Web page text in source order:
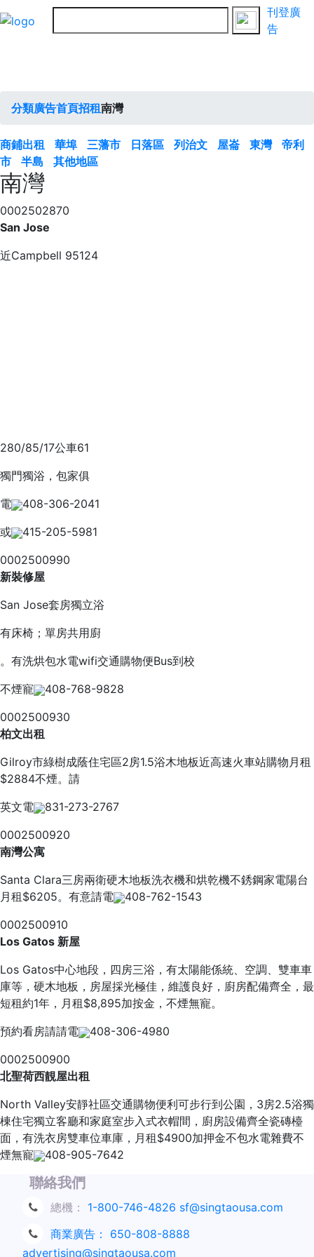
刊登廣
告
分類廣告首頁招租南灣
商鋪出租 華埠 三藩市 日落區 列治文 屋崙 東灣
帝利
市
半島 其他地區
南灣
0002502870
San Jose
近Campbell 95124
280/85/17公車61
獨門獨浴，包家俱
電
408-306-2041
或
415-205-5981
0002500990
新裝修屋
San Jose套房獨立浴
有床椅；單房共用廚
。有洗烘包水電wifi交通購物便Bus到校
不煙寵
408-768-9828
0002500930
柏文出租
Gilroy市綠樹成蔭住宅區2房1.5浴木地板近高速火車站購物月租
$2884不煙。請
英文電
831-273-2767
0002500920
南灣公寓
Santa Clara三房兩衛硬木地板洗衣機和烘乾機不銹鋼家電陽台
月租$6205。有意請電
408-762-1543
0002500910
Los Gatos 新屋
Los Gatos中心地段，四房三浴，有太陽能係統、空調、雙車車
庫等，硬木地板，房屋採光極佳，維護良好，廚房配備齊全，最
短租約1年，月租$8,895加按金，不煙無寵。
預約看房請請電
408-306-4980
0002500900
北聖荷西靚屋出租
North Valley安靜社區交通購物便利可步行到公園，3房2.5浴獨
棟住宅獨立客廳和家庭室步入式衣帽間，廚房設備齊全瓷磚檯
面，有洗衣房雙車位車庫，月租$4900加押金不包水電雜費不
煙無寵
408-905-7642
聯絡我們
總機： 1-800-746-4826 sf@singtaousa.com
商業廣告：
650-808-8888
advertising@singtaousa.com